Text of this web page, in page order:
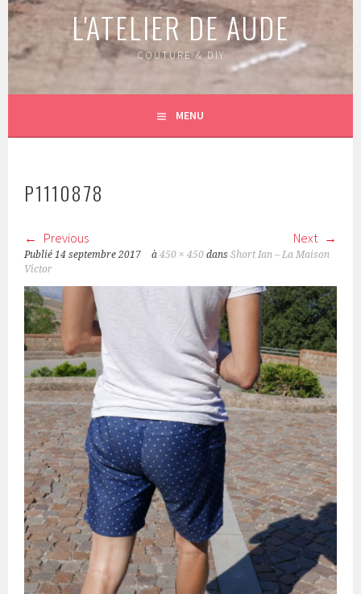
L'ATELIER DE AUDE
COUTURE & DIY
MENU
P1110878
Previous Next
Publié14 septembre 2017 à450 × 450 dansShort Ian – La Maison
Victor